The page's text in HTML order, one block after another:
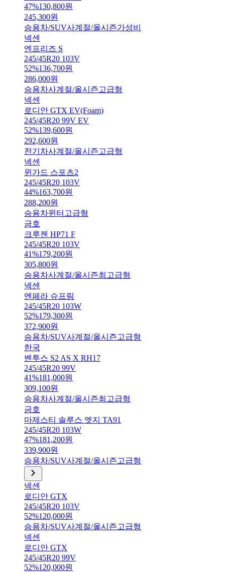
47%130,800원
245,300원
승용차/SUV사계절/올시즌가성비
넥센
엔프리즈 S
245/45R20 103V
52%136,700원
286,000원
승용차사계절/올시즌고급형
넥센
로디안 GTX EV(Foam)
245/45R20 99V EV
52%139,600원
292,600원
전기차사계절/올시즌고급형
넥센
윈가드 스포츠2
245/45R20 103V
44%163,700원
288,200원
승용차윈터 고급형
금호
크루젠 HP71 F
245/45R20 103V
41%179,200원
305,800원
승용차사계절/올시즌최고급형
넥센
엔페라 슈프림
245/45R20 103W
52%179,300원
372,900원
승용차/SUV사계절/올시즌고급형
한국
벤투스 S2 AS X RH17
245/45R20 99V
41%181,000원
309,100원
승용차사계절/올시즌최고급형
금호
마제스티 솔루스 엣지 TA91
245/45R20 103W
47%181,200원
339,900원
승용차/SUV사계절/올시즌고급형
넥센
로디안 GTX
245/45R20 103V
52%120,000원
승용차/SUV사계절/올시즌고급형
넥센
로디안 GTX
245/45R20 99V
52%120,000원